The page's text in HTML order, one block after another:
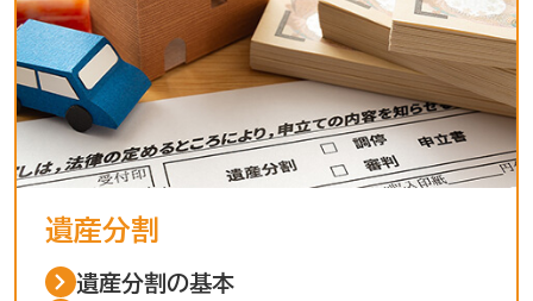
遺産分割
遺産分割の基本